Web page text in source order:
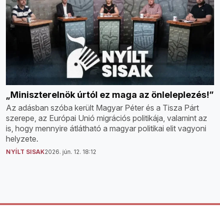
„Miniszterelnök úrtól ez maga az önleleplezés!”
Az adásban szóba került Magyar Péter és a Tisza Párt
szerepe, az Európai Unió migrációs politikája, valamint az
is, hogy mennyire átlátható a magyar politikai elit vagyoni
helyzete.
NYÍLT SISAK2026. jún. 12. 18:12